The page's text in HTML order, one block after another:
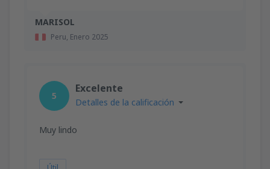
MARISOL
Peru, Enero 2025
5
Excelente
Detalles de la calificación
Muy lindo